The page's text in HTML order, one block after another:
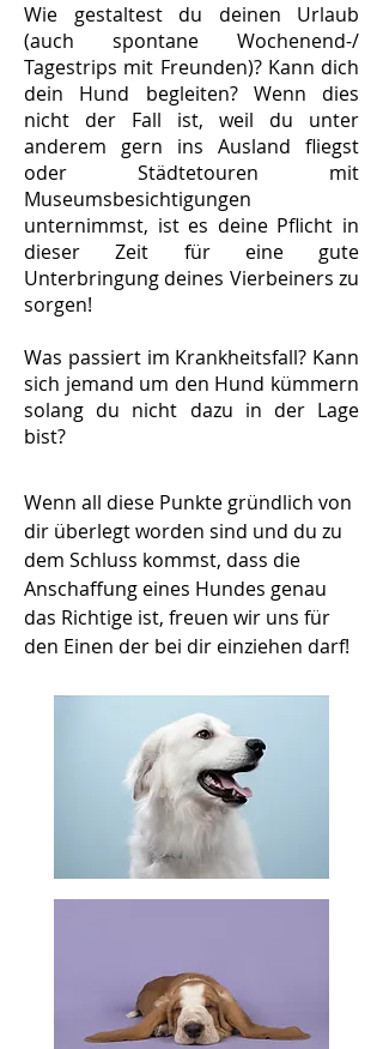
Wie gestaltest du deinen Urlaub
(auch spontane Wochenend-/
Tagestrips mit Freunden)? Kann dich
dein Hund begleiten? Wenn dies
nicht der Fall ist, weil du unter
anderem gern ins Ausland fliegst
oder Städtetouren mit
Museumsbesichtigungen
unternimmst, ist es deine Pflicht in
dieser Zeit für eine gute
Unterbringung deines Vierbeiners zu
sorgen!
Was passiert im Krankheitsfall? Kann
sich jemand um den Hund kümmern
solang du nicht dazu in der Lage
bist?
Wenn all diese Punkte gründlich von
dir überlegt worden sind und du zu
dem Schluss kommst, dass die
Anschaffung eines Hundes genau
das Richtige ist, freuen wir uns für
den Einen der bei dir einziehen darf!